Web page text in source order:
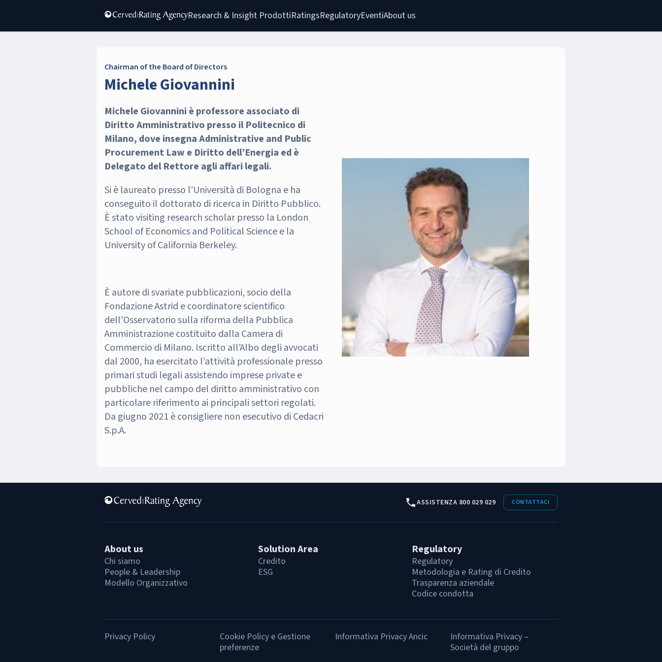
Research & Insight ProdottiRatingsRegulatoryEventiAbout us
Chairman of the Board of Directors
Michele Giovannini
Michele Giovannini è professore associato di
Diritto Amministrativo presso il Politecnico di
Milano, dove insegna Administrative and Public
Procurement Law e Diritto dell’Energia ed è
Delegato del Rettore agli affari legali.
Si è laureato presso l’Università di Bologna e ha
conseguito il dottorato di ricerca in Diritto Pubblico.
È stato visiting research scholar presso la London
School of Economics and Political Science e la
University of California Berkeley.
È autore di svariate pubblicazioni, socio della
Fondazione Astrid e coordinatore scientifico
dell’Osservatorio sulla riforma della Pubblica
Amministrazione costituito dalla Camera di
Commercio di Milano. Iscritto all’Albo degli avvocati
dal 2000, ha esercitato l’attività professionale presso
primari studi legali assistendo imprese private e
pubbliche nel campo del diritto amministrativo con
particolare riferimento ai principali settori regolati.
Da giugno 2021 è consigliere non esecutivo di Cedacri
S.p.A.
ASSISTENZA 800 029 029 CONTATTACI
About us
Chi siamo
People & Leadership
Modello Organizzativo
Solution Area
Credito
ESG
Regulatory
Regulatory
Metodologia e Rating di Credito
Trasparenza aziendale
Codice condotta
Privacy Policy
Cookie Policy e Gestione
preferenze
Informativa Privacy Ancic
Informativa Privacy –
Società del gruppo